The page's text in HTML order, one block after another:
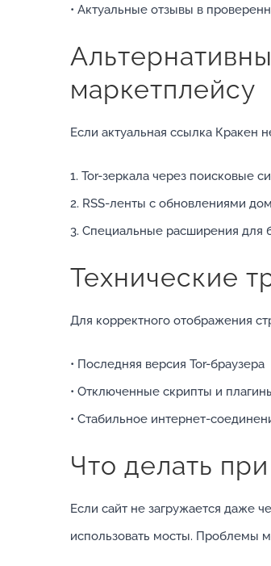
• Актуальные отзывы в
маркетплейсу
Если актуальная ссылка Кракен
1. Tor-зеркала через поисковые
2. RSS-ленты с обновлениями
3. Специальные расширения для
Технические
Для корректного отображения
• Последняя версия Tor-браузера
• Отключенные скрипты и
• Стабильное интернет-
Что делать
Если сайт не загружается даже
использовать мосты. Проблемы